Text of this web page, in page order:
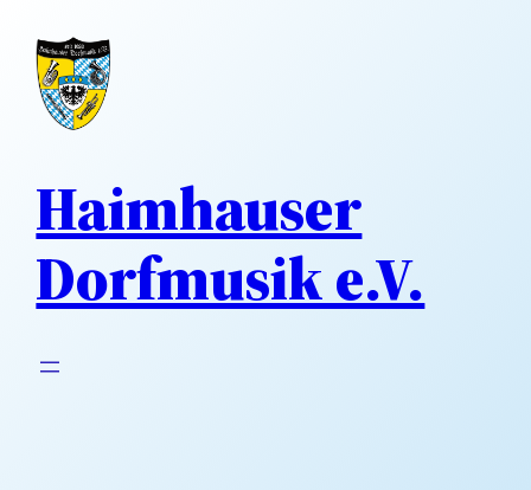
zum
Inhalt
wechseln
Haimhauser
Dorfmusik e.V.